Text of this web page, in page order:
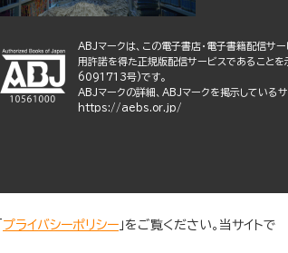
ABJマークは、この電子書店・電子書籍配信サ
用許諾を得た正規版配信サービスであること
6091713号)です。
ABJマークの詳細、ABJマークを掲示しているサ
https://aebs.or.jp/
プライバシーポリシー 」をご覧ください。当サイトで